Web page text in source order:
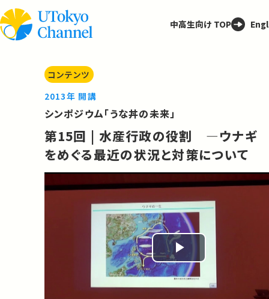
中高生向け TOP
コンテンツ
2013年 開講
シンポジウム「うな丼の未来」
第15回 | 水産行政の役割 ―ウナギ
をめぐる最近の状況と対策について
Play
Video